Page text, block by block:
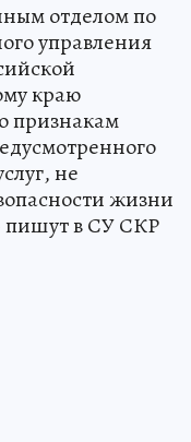
отделом по
управления
краю
признакам
не
жизни
пишут в СУ СКР